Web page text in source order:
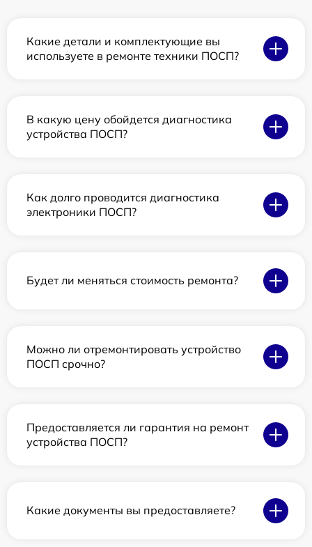
Какие детали и комплектующие вы
используете в ремонте техники ПОСП?
В какую цену обойдется диагностика
устройства ПОСП?
Как долго проводится диагностика
электроники ПОСП?
Будет ли меняться стоимость ремонта?
Можно ли отремонтировать устройство
ПОСП срочно?
Предоставляется ли гарантия на ремонт
устройства ПОСП?
Какие документы вы предоставляете?